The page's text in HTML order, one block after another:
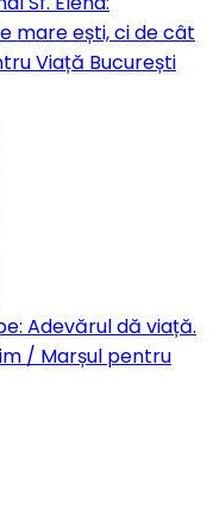
mare ești, ci de cât
Viață București
Adevărul dă viață.
/ Marșul pentru